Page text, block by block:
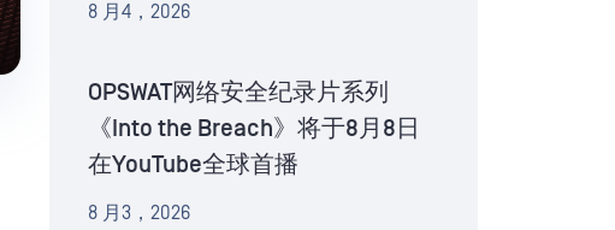
8 月4，2026
OPSWAT网络安全纪录片系列
《Into the Breach》将于8月8日
在YouTube全球首播
8 月3，2026